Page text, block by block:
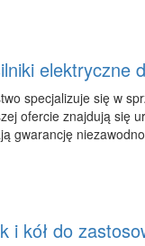
elektryczne
specjalizuje się w
ofercie znajdują się
gwarancję
i kół do